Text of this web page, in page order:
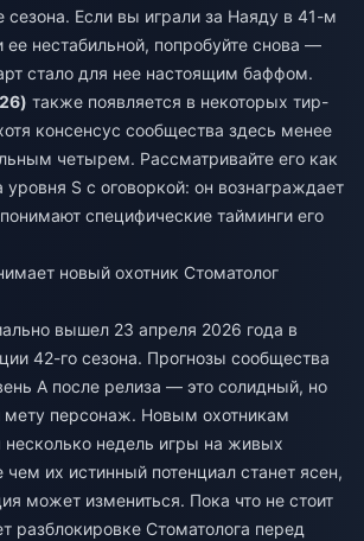
сезона. Если вы играли за Наяду в 41-м
ее нестабильной, попробуйте снова —
стало для нее настоящим баффом.
также появляется в некоторых тир-
консенсус сообщества здесь менее
четырем. Рассматривайте его как
уровня S с оговоркой: он вознаграждает
специфические тайминги его
новый охотник Стоматолог
вышел 23 апреля 2026 года в
42-го сезона. Прогнозы сообщества
A после релиза — это солидный, но
персонаж. Новым охотникам
несколько недель игры на живых
их истинный потенциал станет ясен,
может измениться. Пока что не стоит
разблокировке Стоматолога перед